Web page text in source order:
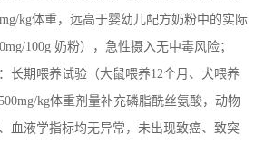
kg体重，远高于婴幼儿配方奶粉中的实际
100g 奶粉），急性摄入无中毒风险；
长期喂养试验（大鼠喂养12个月、犬喂养
kg体重剂量补充磷脂酰丝氨酸，动物
血液学指标均无异常，未出现致癌、致突